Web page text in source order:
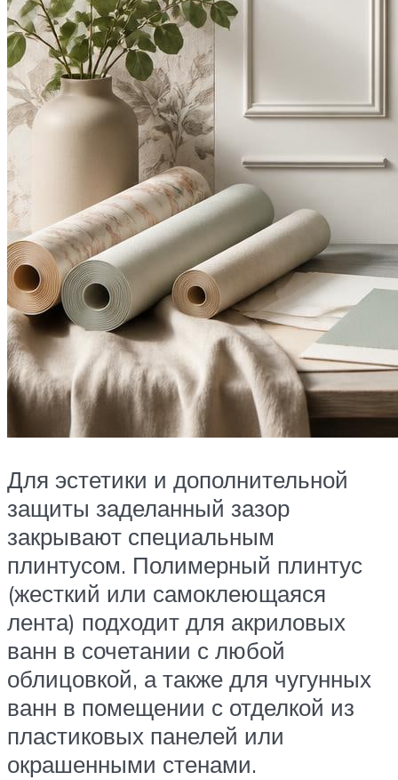
Для эстетики и дополнительной
защиты заделанный зазор
закрывают специальным
плинтусом. Полимерный плинтус
(жесткий или самоклеющаяся
лента) подходит для акриловых
ванн в сочетании с любой
облицовкой, а также для чугунных
ванн в помещении с отделкой из
пластиковых панелей или
окрашенными стенами.